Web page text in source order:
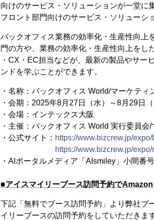
向けのサービス・ソリューションが一堂に
フロント部門向けのサービス・ソリューシ
バックオフィス業務の効率化・生産性向上
門の方や、業務の効率化・生産性向上を
・CX・EC担当などが、最新の製品やサー
ンドを学ぶことができます。
・名称：バックオフィス World/マーケテ
・会期：2025年8月27日（水）～8月29日
・会場：インテックス大阪
・主催：バックオフィス World 実行委員
・公式サイト： https://www.bizcrew.jp/
https://www.bizcrew.jp/
・AIポータルメディア「AIsmiley」小間番
■アイスマイリーブース訪問予約で
下記「無料でブース訪問予約」より弊社ブ
イリーブースの訪問予約をしていただきま